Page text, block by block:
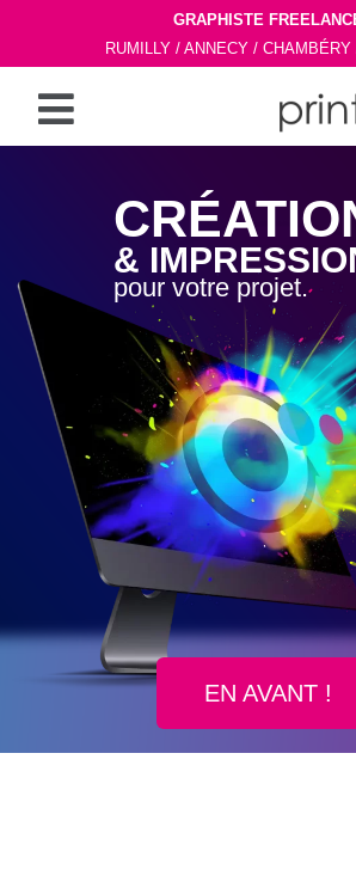
contenu
GRAPHISTE
RUMILLY / ANNECY /
Menu
&
pour votre projet.
EN AVANT !